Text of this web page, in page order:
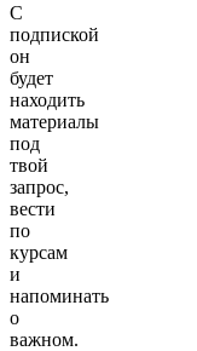
С
подпиской
он
будет
находить
материалы
под
твой
запрос,
вести
по
курсам
и
напоминать
о
важном.